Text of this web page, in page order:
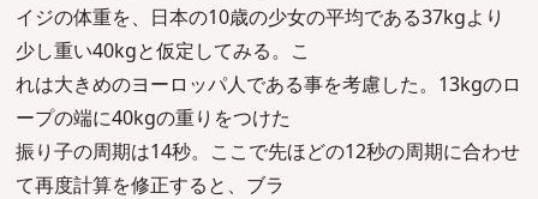
イジの体重を、日本の10歳の少女の平均である37kgより
少し重い40kgと仮定してみる。こ
れは大きめのヨーロッパ人である事を考慮した。13kgのロ
ープの端に40kgの重りをつけた
振り子の周期は14秒。ここで先ほどの12秒の周期に合わせ
て再度計算を修正すると、ブラ